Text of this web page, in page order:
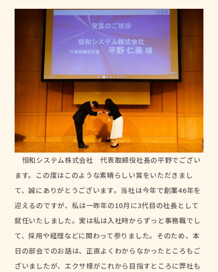
恒和システム株式会社 代表取締役社長の平野でござい
ます。この度はこのような素晴らしい賞をいただきまし
て、誠にありがとうございます。当社は今年で創業46年を
迎えるのですが、私は一昨年の10月に3代目の社長として
就任いたしました。実は私は入社時からずっと事務職でし
て、採用や経理などに関わって参りました。そのため、本
日の部会でのお話は、正直よくわからなかったところもご
ざいましたが、エクサ様がこれから目指すところに弊社も